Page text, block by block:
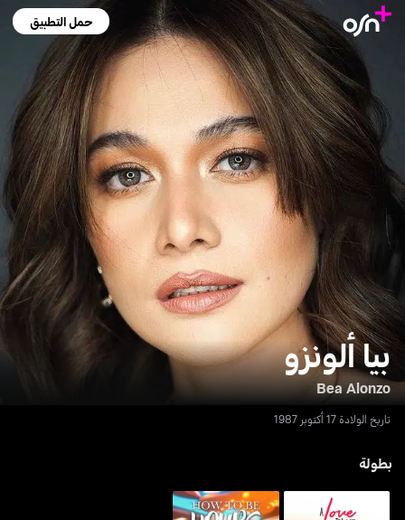
حمل التطبيق
بيا ألونزو
Bea Alonzo
تاريخ الولادة 17 أكتوبر 1987
بطولة